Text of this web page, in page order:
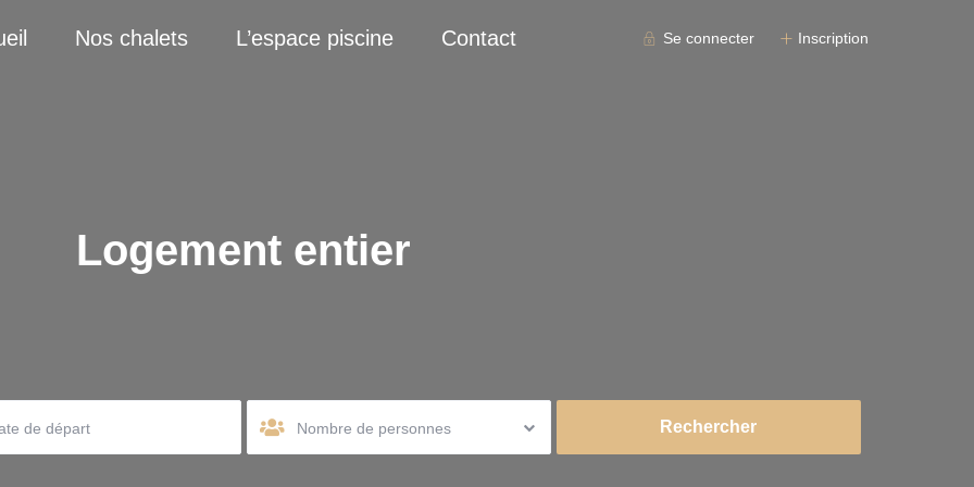
Se connecter Inscription
Nos chalets L’espace piscine Contact
Logement entier
Nombre de personnes